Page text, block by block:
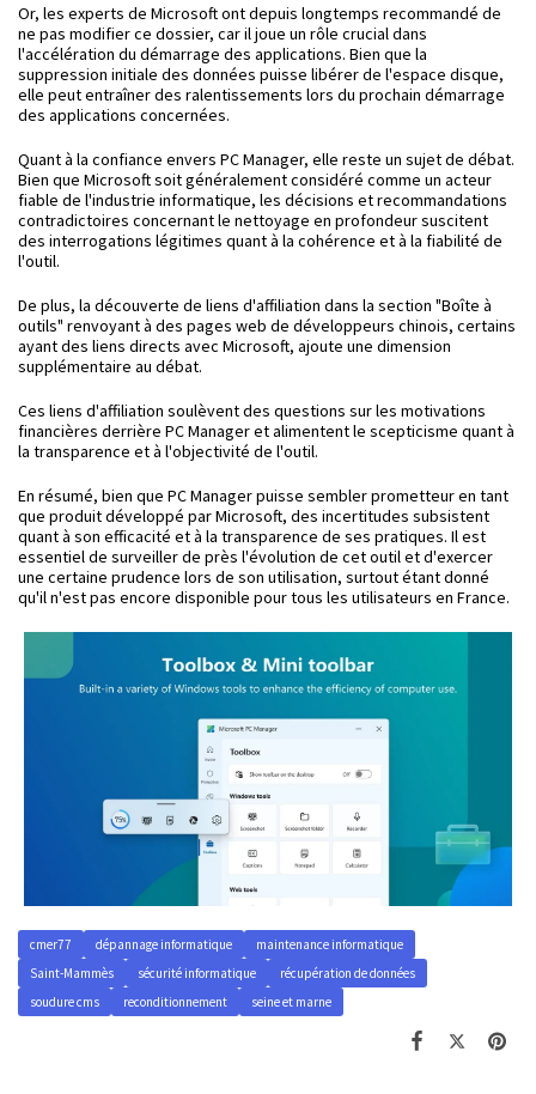
Or, les experts de Microsoft ont depuis longtemps recommandé de
ne pas modifier ce dossier, car il joue un rôle crucial dans
l'accélération du démarrage des applications. Bien que la
suppression initiale des données puisse libérer de l'espace disque,
elle peut entraîner des ralentissements lors du prochain démarrage
des applications concernées.
Quant à la confiance envers PC Manager, elle reste un sujet de débat.
Bien que Microsoft soit généralement considéré comme un acteur
fiable de l'industrie informatique, les décisions et recommandations
contradictoires concernant le nettoyage en profondeur suscitent
des interrogations légitimes quant à la cohérence et à la fiabilité de
l'outil.
De plus, la découverte de liens d'affiliation dans la section "Boîte à
outils" renvoyant à des pages web de développeurs chinois, certains
ayant des liens directs avec Microsoft, ajoute une dimension
supplémentaire au débat.
Ces liens d'affiliation soulèvent des questions sur les motivations
financières derrière PC Manager et alimentent le scepticisme quant à
la transparence et à l'objectivité de l'outil.
En résumé, bien que PC Manager puisse sembler prometteur en tant
que produit développé par Microsoft, des incertitudes subsistent
quant à son efficacité et à la transparence de ses pratiques. Il est
essentiel de surveiller de près l'évolution de cet outil et d'exercer
une certaine prudence lors de son utilisation, surtout étant donné
qu'il n'est pas encore disponible pour tous les utilisateurs en France.
cmer77 dépannage informatique
maintenance informatique
Saint-Mammès
sécurité informatique
récupération de données
soudure cms
reconditionnement seine et marne